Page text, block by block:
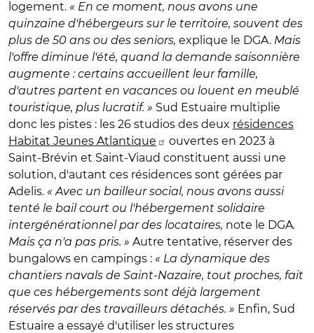
logement. « En ce moment, nous avons une
quinzaine d'hébergeurs sur le territoire, souvent des
plus de 50 ans ou des seniors, explique le DGA. Mais
l'offre diminue l'été, quand la demande saisonnière
augmente : certains accueillent leur famille,
d'autres partent en vacances ou louent en meublé
touristique, plus lucratif. » Sud Estuaire multiplie
donc les pistes : les 26 studios des deux résidences
Habitat Jeunes Atlantique
ouvertes en 2023 à
Saint-Brévin et Saint-Viaud constituent aussi une
solution, d'autant ces résidences sont gérées par
Adelis. « Avec un bailleur social, nous avons aussi
tenté le bail court ou l'hébergement solidaire
intergénérationnel par des locataires, note le DGA.
Mais ça n'a pas pris. » Autre tentative, réserver des
bungalows en campings : « La dynamique des
chantiers navals de Saint-Nazaire, tout proches, fait
que ces hébergements sont déjà largement
réservés par des travailleurs détachés. » Enfin, Sud
Estuaire a essayé d'utiliser les structures